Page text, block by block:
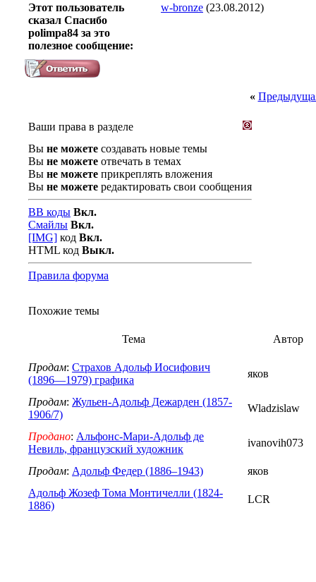
Этот пользователь
сказал Спасибо
polimpa84 за это
полезное сообщение:
w-bronze (23.08.2012)
«
Ваши права в разделе
Вы не можете создавать новые темы
Вы не можете отвечать в темах
Вы не можете прикреплять вложения
Вы не можете редактировать свои сообщения
BB коды Вкл.
Смайлы Вкл.
[IMG] код Вкл.
HTML код Выкл.
Правила форума
Похожие темы
Тема Автор
Продам: Страхов Адольф Иосифович
(1896—1979) графика
яков
Продам: Жульен-Адольф Дежарден (1857-
1906/7)
Wladzislaw
Продано: Альфонс-Мари-Адольф де
Невиль, французский художник
ivanovih073
Продам: Адольф Федер (1886–1943)
яков
Адольф Жозеф Тома Монтичелли (1824-
1886)
LCR